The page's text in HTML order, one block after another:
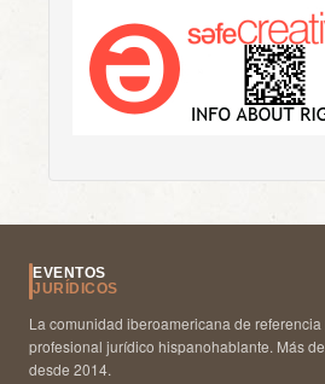
EVENTOS
JURÍDICOS
La comunidad iberoamericana de referencia
profesional jurídico hispanohablante. Más
desde 2014.